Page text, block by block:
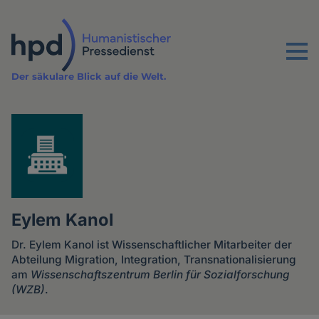
Inhalt
Menu
Der säkulare Blick auf die Welt.
Eylem Kanol
Dr. Eylem Kanol ist Wissenschaftlicher Mitarbeiter der
Abteilung Migration, Integration, Transnationalisierung
am Wissenschaftszentrum Berlin für Sozialforschung
(WZB).